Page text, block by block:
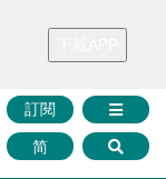
財華證券 媒體矩陣
訂閱
简